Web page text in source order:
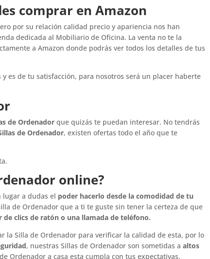
comprar en Amazon
por su relación calidad precio y apariencia nos han
dedicada al Mobiliario de Oficina. La venta no te la
a Amazon donde podrás ver todos los detalles de tus
es de tu satisfacción, para nosotros será un placer haberte
de Ordenadorque quizás te puedan interesar. No tendrás
de Ordenador, existen ofertas todo el año que te
online?
lugar a dudas el poder hacerlo desde la comodidad de tu
de Ordenador que a ti te guste sin tener la certeza de que
de clics de ratón o una llamada de teléfono.
la Silla de Ordenador para verificar la calidad de esta, por lo
, nuestras Sillas de Ordenador son sometidas aaltos
Ordenador a casa esta cumpla con tus expectativas.